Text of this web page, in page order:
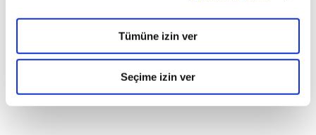
Tümüne izin ver
Seçime izin ver